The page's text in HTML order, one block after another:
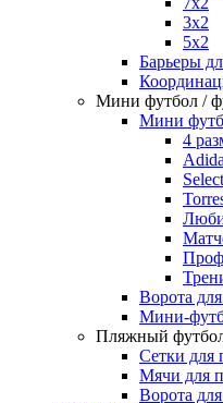
3х2
5х2
Барьеры
Мини футбол /
Мини
4
Select
Ворота
Мини-
Пляжный
Сетки для
Мячи для
Ворота